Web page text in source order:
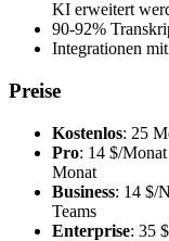
KI erweitert
90-92%
Integrationen
Preise
Kostenlos: 25
Pro: 14 $/
Monat
Business: 14 $/
Teams
Enterprise: 35